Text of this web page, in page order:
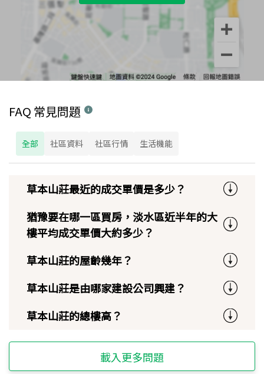
FAQ 常見問題
全部 社區資料 社區行情 生活機能
草本山莊最近的成交單價是多少？
猶豫要在哪一區買房，淡水區近半年的大
樓平均成交單價大約多少？
草本山莊的屋齡幾年？
草本山莊是由哪家建設公司興建？
草本山莊的總樓高？
載入更多問題